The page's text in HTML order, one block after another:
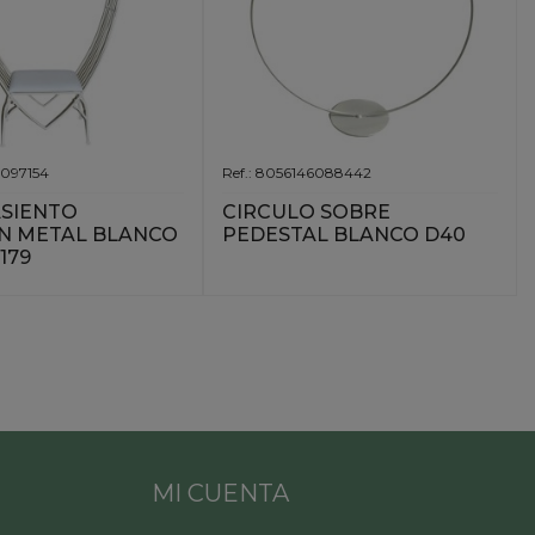
METAL BLANCO
Ref.: 8056146088442
CIRCULO SOBRE
PEDESTAL BLANCO D40
MI CUENTA